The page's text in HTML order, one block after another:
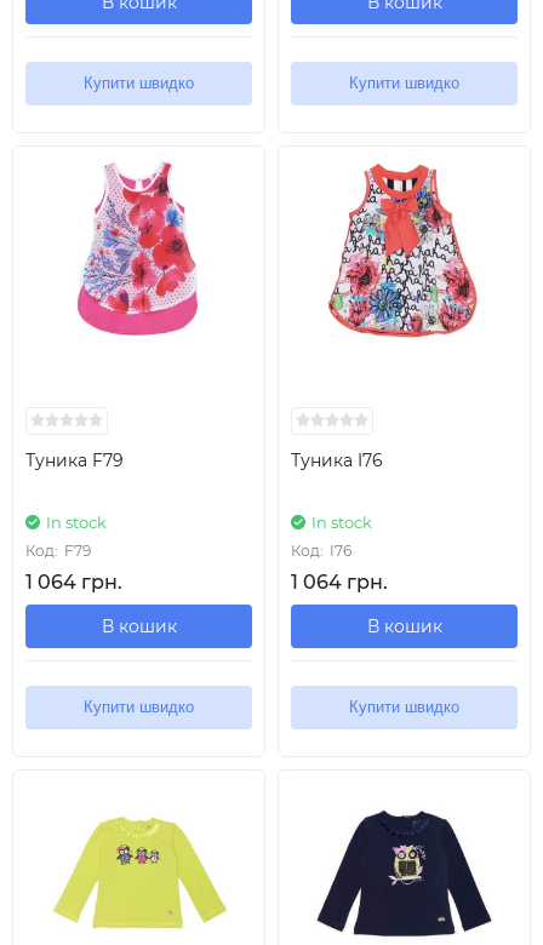
Купити швидко Купити швидко
Туника F79
In stock
Код: F79
1 064 грн.
В кошик
Купити швидко
Туника I76
In stock
Код: I76
1 064 грн.
В кошик
Купити швидко